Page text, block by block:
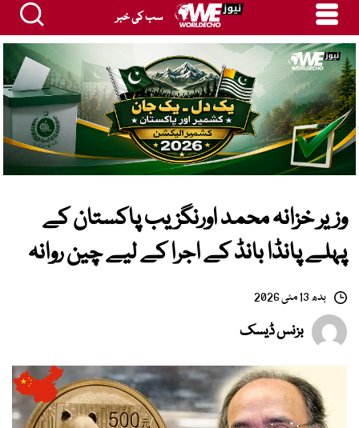
سب کی خبر
وزیر خزانہ محمد اورنگزیب پاکستان کے
پہلے پانڈا بانڈ کے اجرا کے لیے چین روانہ
بدھ 13 مئی 2026
بزنس ڈیسک